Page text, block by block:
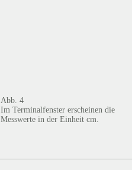
Abb. 4
Im Terminalfenster erscheinen die
Messwerte in der Einheit cm.